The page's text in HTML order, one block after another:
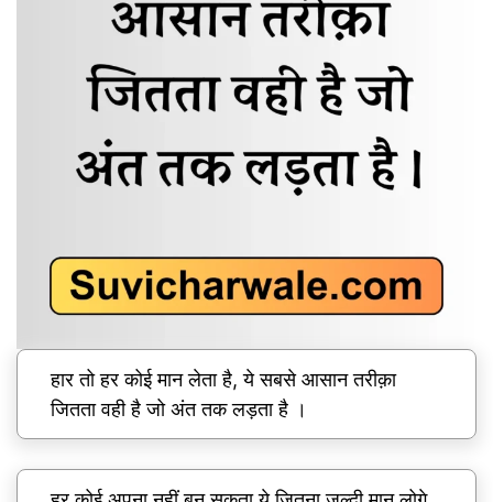
हार तो हर कोई मान लेता है, ये सबसे आसान तरीक़ा
जितता वही है जो अंत तक लड़ता है ।